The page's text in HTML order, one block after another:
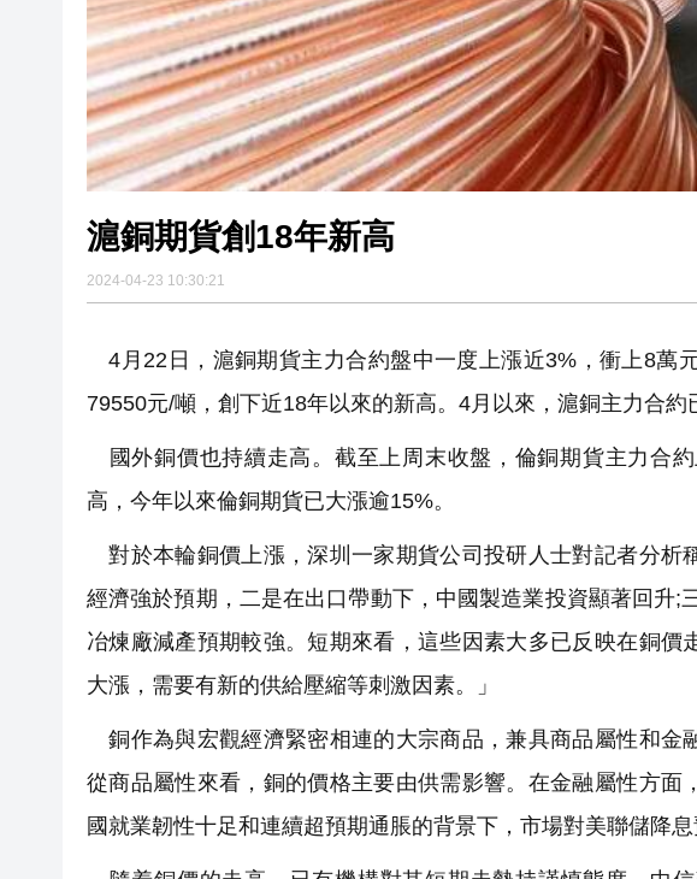
滬銅期貨創18年新高
2024-04-23 10:30:21
4月22日，滬銅期貨主力合約盤中一度上漲近3%，衝上8萬
79550元/噸，創下近18年以來的新高。4月以來，滬銅主力合約
國外銅價也持續走高。截至上周末收盤，倫銅期貨主力合
高，今年以來倫銅期貨已大漲逾15%。
對於本輪銅價上漲，深圳一家期貨公司投研人士對記者分析
經濟強於預期，二是在出口帶動下，中國製造業投資顯著回升;
冶煉廠減產預期較強。短期來看，這些因素大多已反映在銅
大漲，需要有新的供給壓縮等刺激因素。」
銅作為與宏觀經濟緊密相連的大宗商品，兼具商品屬性和金
從商品屬性來看，銅的價格主要由供需影響。在金融屬性方
國就業韌性十足和連續超預期通脹的背景下，市場對美聯儲降息